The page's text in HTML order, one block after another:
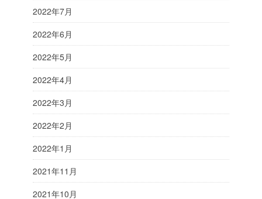
2022年7月
2022年6月
2022年5月
2022年4月
2022年3月
2022年2月
2022年1月
2021年11月
2021年10月